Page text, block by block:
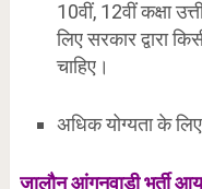
10वीं, 12वीं कक्षा
लिए सरकार द्वारा
चाहिए।
अधिक योग्यता के
जालौन आंगनवाड़ी भर्ती